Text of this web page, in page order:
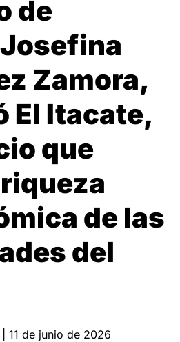
de
Zamora,
El Itacate,
que
de las
del
11 de junio de 2026